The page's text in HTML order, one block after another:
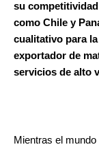
su
como Chile y
cualitativo para
exportador de
servicios de alto
Mientras el